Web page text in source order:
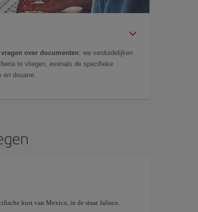
over documenten: we verduidelijken
te vliegen, evenals de specifieke
douane.
kust van Mexico, in de staat Jalisco.